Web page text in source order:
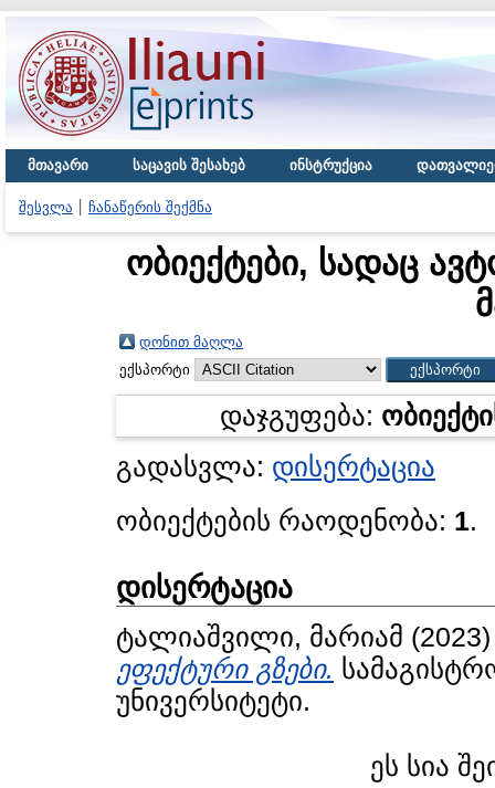
მთავარი საცავის შესახებ ინსტრუქცია
შესვლა ჩანაწერის შექმნა
ობიექტები, სადაც
დონით მაღლა
ექსპორტი
დაჯგუფება:
გადასვლა: დისერტაცია
ობიექტების რაოდენობა: 1.
დისერტაცია
ტალიაშვილი, მარიამ
ეფექტური გზები.
უნივერსიტეტი.
ეს სია